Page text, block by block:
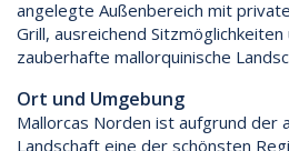
angelegte Außenbereich mit
Grill, ausreichend Sitzmöglichkeiten
zauberhafte mallorquinische
Ort und Umgebung
Mallorcas Norden ist aufgrund der
Landschaft eine der schönsten